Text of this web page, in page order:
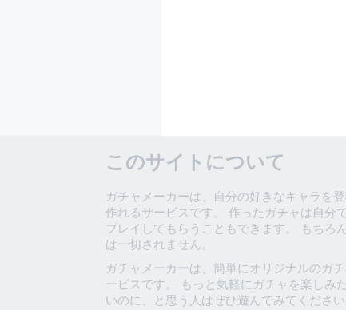
このサイトについて
ガチャメーカーは、自分の好きなキャラを
作れるサービスです。 作ったガチャは自分
プレイしてもらうこともできます。 もちろ
は一切されません。
ガチャメーカーは、簡単にオリジナルのガ
ービスです。 もっと気軽にガチャを楽しみ
いのに、と思う人はぜひ遊んでみてください